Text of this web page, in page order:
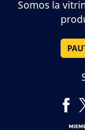
Somos la